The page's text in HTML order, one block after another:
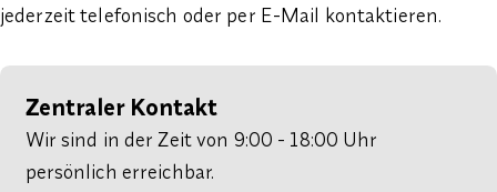
jederzeit telefonisch oder per E-Mail kontaktieren.
Zentraler Kontakt
Wir sind in der Zeit von 9:00 - 18:00 Uhr
persönlich erreichbar.